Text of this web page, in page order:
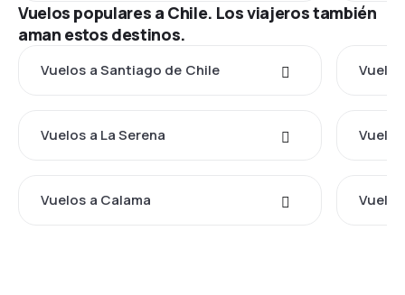
Vuelos populares a Chile. Los viajeros también
aman estos destinos.
Vuelos a Santiago de Chile
Vuelos a La Serena
Vuelos a Calama